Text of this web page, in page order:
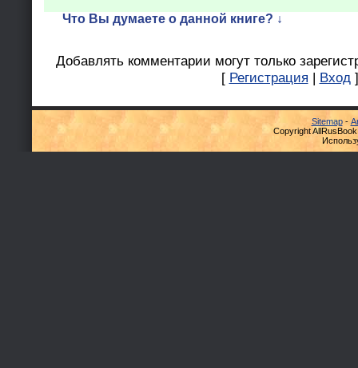
Что Вы думаете о данной книге? ↓
Добавлять комментарии могут только
[ Регистрация | Вход ]
Sitemap-
Copyright